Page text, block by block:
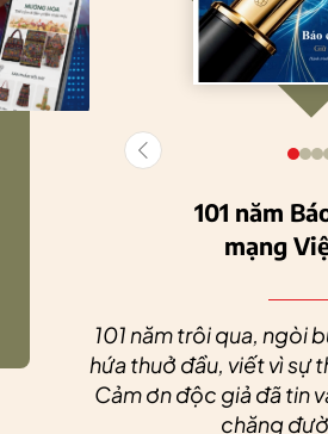
lực cho nông
nghiệp bền vững
101 năm
mạng
101 năm trôi qua, ngòi
hứa thuở đầu, viết vì sự
Cảm ơn độc giả đã tin
chặng